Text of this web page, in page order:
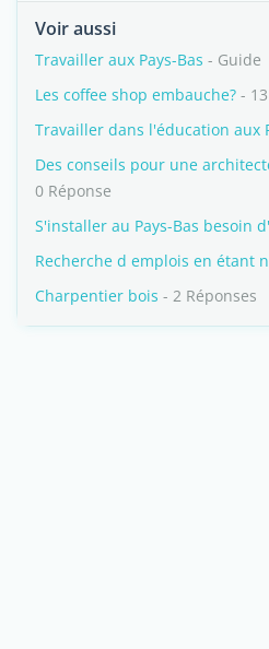
Voir aussi
Travailler aux Pays-Bas - Guide
Les coffee shop embauche? -
Travailler dans l'éducation aux
Des conseils pour une
0 Réponse
S'installer au Pays-Bas besoin
Recherche d emplois en étant
Charpentier bois - 2 Réponses